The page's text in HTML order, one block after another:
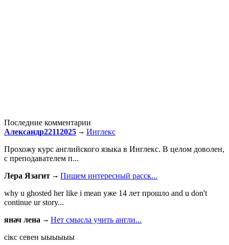
Последние комментарии
Александр22112025
Инглекс
Прохожу курс английского языка в Инглекс. В целом доволен,
с преподавателем п...
Лера Язагит
Пишем интересный расск...
why u ghosted her like i mean уже 14 лет прошло and u don't
continue ur story...
янач лена
Нет смысла учить англи...
сiкс севен ыыыыыы